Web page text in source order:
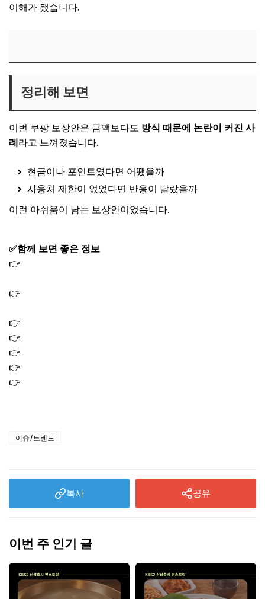
이해가 됐습니다.
정리해 보면
이번 쿠팡 보상안은 금액보다도 방식 때문에 논란이 커진 사
례 라고 느껴졌습니다.
현금이나 포인트였다면 어땠을까
사용처 제한이 없었다면 반응이 달랐을까
이런 아쉬움이 남는 보상안이었습니다.
✅함께 보면 좋은 정보
👉
👉
👉
👉
👉
👉
👉
이슈/트렌드
복사 공유
이번 주 인기 글